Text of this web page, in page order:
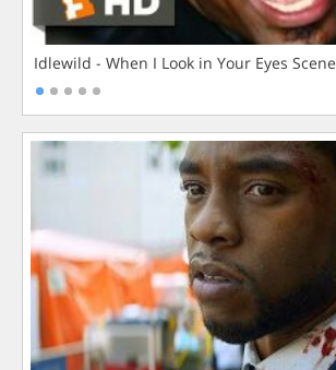
Idlewild - When I Look in Your Eyes Scene